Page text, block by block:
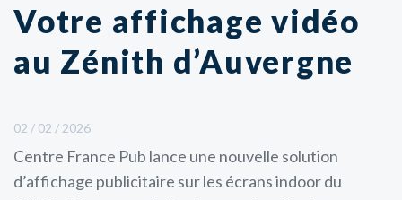
Votre affichage vidéo
au Zénith d’Auvergne
02 / 02 / 2026
Centre France Pub lance une nouvelle solution
d’affichage publicitaire sur les écrans indoor du